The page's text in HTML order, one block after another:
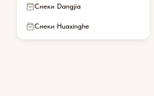
Снеки Dangjia
Снеки Huaxinghe